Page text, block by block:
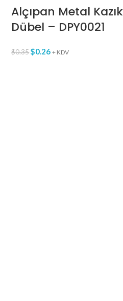
Alçıpan Metal Kazık
Dübel – DPY0021
$0.35 $0.26 + KDV